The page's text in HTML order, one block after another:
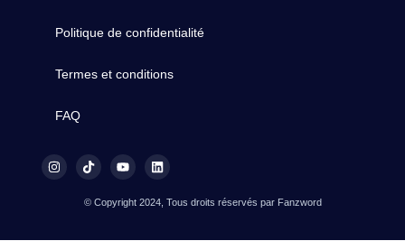
Politique de confidentialité
Termes et conditions
FAQ
© Copyright 2024, Tous droits réservés par Fanzword